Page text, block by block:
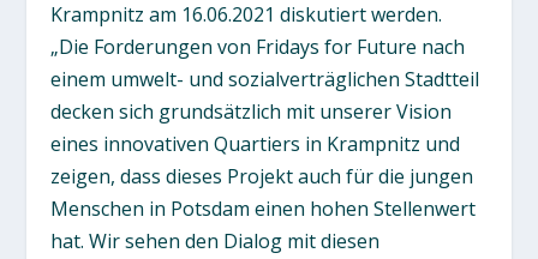
Krampnitz am 16.06.2021 diskutiert werden.
„Die Forderungen von Fridays for Future nach
einem umwelt- und sozialverträglichen Stadtteil
decken sich grundsätzlich mit unserer Vision
eines innovativen Quartiers in Krampnitz und
zeigen, dass dieses Projekt auch für die jungen
Menschen in Potsdam einen hohen Stellenwert
hat. Wir sehen den Dialog mit diesen